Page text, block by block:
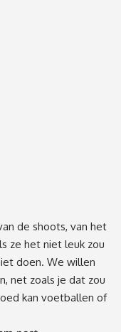
de shoots, van het
ze het niet leuk zou
doen. We willen
net zoals je dat zou
kan voetballen of